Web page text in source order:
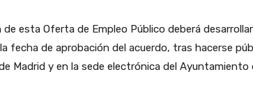
de esta Oferta de Empleo Público deberá
fecha de aprobación del acuerdo, tras hacerse
Madrid y en la sede electrónica del Ayuntamiento